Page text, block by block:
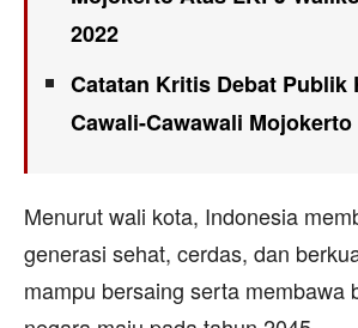
2022
Catatan Kritis Debat Publik
Cawali-Cawawali Mojokerto
Menurut wali kota, Indonesia
generasi sehat, cerdas, dan
mampu bersaing serta membawa